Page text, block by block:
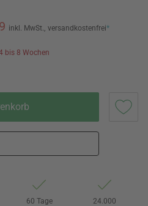
inkl. MwSt., versandkostenfrei*
bis 8 Wochen
60 Tage
24.000